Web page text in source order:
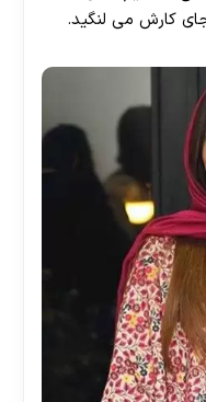
کارش می لنگید.